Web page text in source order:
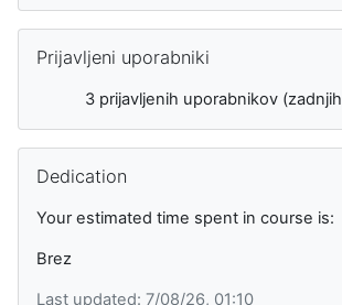
Prijavljeni uporabniki
3 prijavljenih uporabnikov
Dedication
Your estimated time spent in course is:
Brez
Last updated: 7/08/26, 01:10